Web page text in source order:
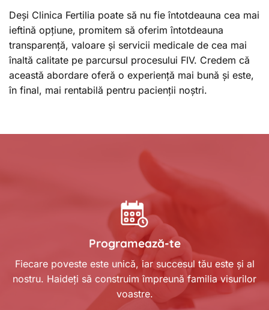
Deși Clinica Fertilia poate să nu fie întotdeauna cea mai
ieftină opțiune, promitem să oferim întotdeauna
transparență, valoare și servicii medicale de cea mai
înaltă calitate pe parcursul procesului FIV. Credem că
această abordare oferă o experiență mai bună și este,
în final, mai rentabilă pentru pacienții noștri.
Programează-te
Fiecare poveste este unică, iar succesul tău este și al
nostru. Haideți să construim împreună familia visurilor
voastre.